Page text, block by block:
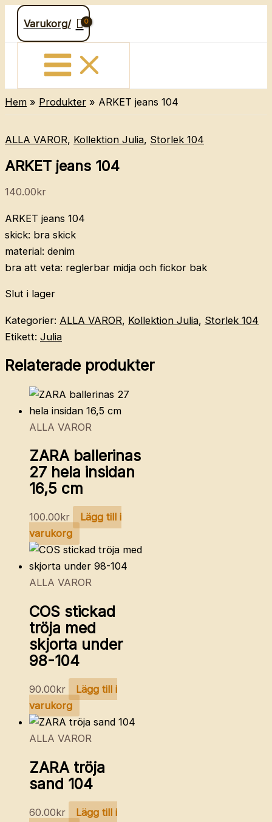
Hoppa
innehåll
Varukorg/
Hem Produkter ARKET jeans 104
ALLA VAROR, Kollektion Julia, Storlek 104
ARKET jeans 104
140.00kr
ARKET jeans 104
skick: bra skick
material: denim
bra att veta: reglerbar midja och fickor bak
Slut i lager
Kategorier: ALLA VAROR, Kollektion Julia, Storlek 104
Etikett: Julia
Relaterade produkter
ALLA VAROR
ZARA ballerinas
27 hela insidan
16,5 cm
100.00kr
Lägg till i
varukorg
ALLA VAROR
COS stickad
tröja med
skjorta under
98-104
90.00kr
Lägg till i
varukorg
ALLA VAROR
ZARA tröja
sand 104
60.00kr
Lägg till i